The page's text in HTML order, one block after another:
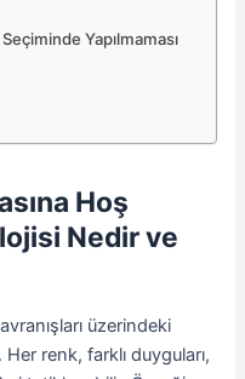
Yapılmaması
Hoş
Nedir ve
üzerindeki
renk, farklı duyguları,